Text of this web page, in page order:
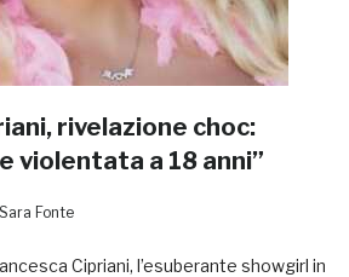
rivelazione choc:
violentata a 18 anni”
Sara Fonte
Cipriani, l’esuberante showgirl in